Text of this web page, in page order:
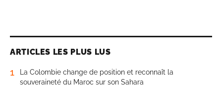
ARTICLES LES PLUS LUS
1
La Colombie change de position et reconnaît la
souveraineté du Maroc sur son Sahara